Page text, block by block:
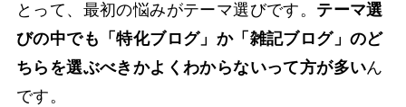
とって、最初の悩みがテーマ選びです。 テーマ選
びの中でも「特化ブログ」か「雑記ブログ」のど
ちらを選ぶべきかよくわからないって方が多いん
です。